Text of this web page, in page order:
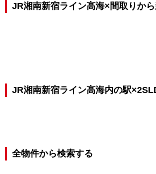
JR湘南新宿ライン高海×間取りか
JR湘南新宿ライン高海内の駅
全物件から検索する